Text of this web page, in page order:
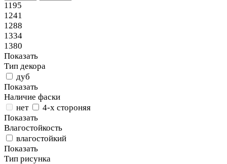
1195
1241
1288
1334
1380
Показать
Тип декора
дуб
Показать
Наличие фаски
нет
4-х стороняя
Показать
Влагостойкость
влагостойкий
Показать
Тип рисунка